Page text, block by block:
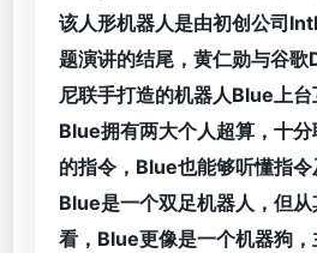
该人形机器人是由初创公司
题演讲的结尾，黄仁勋与谷
尼联手打造的机器人Blue上台
Blue拥有两大个人超算，十
的指令，Blue也能够听懂指
Blue是一个双足机器人，但
看，Blue更像是一个机器狗